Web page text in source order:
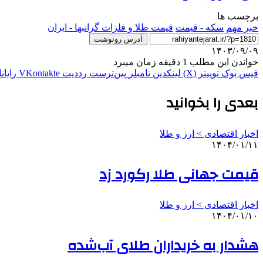
برچسب ها
خبر مهم سکه - قیمت قیمت طلا و فلزات گرانبها - ایران
آدرس رونوشت
۱۴۰۳/۰۹/۰۹
خواندن این مطلب 1 دقیقه زمان میبرد
فیس بوک توییتر (X) لینکدین ‫تامبلر ‫پین‌ترست ‫رددیت ‫VKontakte
بعدی را بخوانید
اخبار اقتصادی > ارز و طلا
۱۴۰۴/۰۱/۱۱
قیمت جهانی طلا رکورد زد
اخبار اقتصادی > ارز و طلا
۱۴۰۴/۰۱/۱۰
هشدار به خریداران طلای آب‌شده